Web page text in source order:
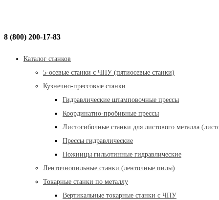
8 (800) 200-17-83
Каталог станков
5-осевые станки с ЧПУ (пятиосевые станки)
Кузнечно-прессовые станки
Гидравлические штамповочные прессы
Координатно-пробивные прессы
Листогибочные станки для листового металла
Прессы гидравлические
Ножницы гильотинные гидравлические
Ленточнопильные станки (ленточные пилы)
Токарные станки по металлу
Вертикальные токарные станки с ЧПУ